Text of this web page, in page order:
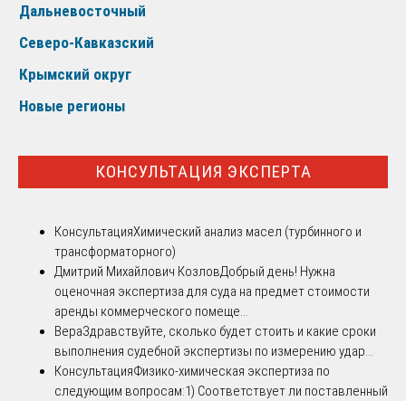
Дальневосточный
Северо-Кавказский
Крымский округ
Новые регионы
КОНСУЛЬТАЦИЯ ЭКСПЕРТА
КонсультацияХимический анализ масел (турбинного и
трансформаторного)
Дмитрий Михайлович КозловДобрый день! Нужна
оценочная экспертиза для суда на предмет стоимости
аренды коммерческого помеще...
ВераЗдравствуйте, сколько будет стоить и какие сроки
выполнения судебной экспертизы по измерению удар...
КонсультацияФизико-химическая экспертиза по
следующим вопросам:1) Соответствует ли поставленный